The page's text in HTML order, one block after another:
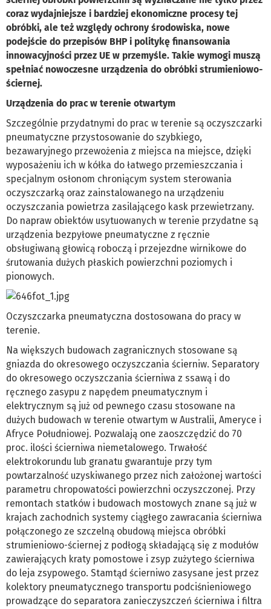
coraz wydajniejsze i bardziej ekonomiczne procesy tej
obróbki, ale też względy ochrony środowiska, nowe
podejście do przepisów BHP i politykę finansowania
innowacyjności przez UE w przemyśle. Takie wymogi muszą
spełniać nowoczesne urządzenia do obróbki strumieniowo-
ściernej.
Urządzenia do prac w terenie otwartym
Szczególnie przydatnymi do prac w terenie są oczyszczarki
pneumatyczne przystosowanie do szybkiego,
bezawaryjnego przewożenia z miejsca na miejsce, dzięki
wyposażeniu ich w kółka do łatwego przemieszczania i
specjalnym osłonom chroniącym system sterowania
oczyszczarką oraz zainstalowanego na urządzeniu
oczyszczania powietrza zasilającego kask przewietrzany.
Do napraw obiektów usytuowanych w terenie przydatne są
urządzenia bezpyłowe pneumatyczne z ręcznie
obsługiwaną głowicą roboczą i przejezdne wirnikowe do
śrutowania dużych płaskich powierzchni poziomych i
pionowych.
Oczyszczarka pneumatyczna dostosowana do pracy w
terenie.
Na większych budowach zagranicznych stosowane są
gniazda do okresowego oczyszczania ścierniw. Separatory
do okresowego oczyszczania ścierniwa z ssawą i do
ręcznego zasypu z napędem pneumatycznym i
elektrycznym są już od pewnego czasu stosowane na
dużych budowach w terenie otwartym w Australii, Ameryce i
Afryce Południowej. Pozwalają one zaoszczędzić do 70
proc. ilości ścierniwa niemetalowego. Trwałość
elektrokorundu lub granatu gwarantuje przy tym
powtarzalność uzyskiwanego przez nich założonej wartości
parametru chropowatości powierzchni oczyszczonej. Przy
remontach statków i budowach mostowych znane są już w
krajach zachodnich systemy ciągłego zawracania ścierniwa
połączonego ze szczelną obudową miejsca obróbki
strumieniowo-ściernej z podłogą składającą się z modułów
zawierających kraty pomostowe i zsyp zużytego ścierniwa
do leja zsypowego. Stamtąd ścierniwo zasysane jest przez
kolektory pneumatycznego transportu podciśnieniowego
prowadzące do separatora zanieczyszczeń ścierniwa i filtra